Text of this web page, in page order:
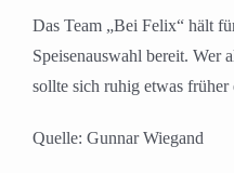
Das Team „Bei Felix“ hält
Speisenauswahl bereit. Wer
sollte sich ruhig etwas früher
Quelle: Gunnar Wiegand